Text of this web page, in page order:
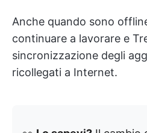
Anche quando sono
continuare a lavorare e
sincronizzazione degli
ricollegati a Internet.